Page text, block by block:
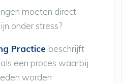
moeten direct
onder stress?
Practicebeschrijft
een proces waarbij
worden